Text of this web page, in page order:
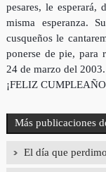
pesares, le esperará,
misma esperanza.
cusqueños le
ponerse de pie, para
24 de marzo del 2003.
¡FELIZ
Más publicaciones
El día que